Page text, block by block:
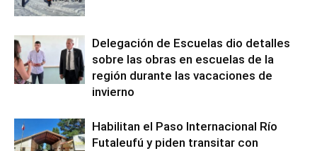
Delegación de Escuelas dio detalles
sobre las obras en escuelas de la
región durante las vacaciones de
invierno
Habilitan el Paso Internacional Río
Futaleufú y piden transitar con